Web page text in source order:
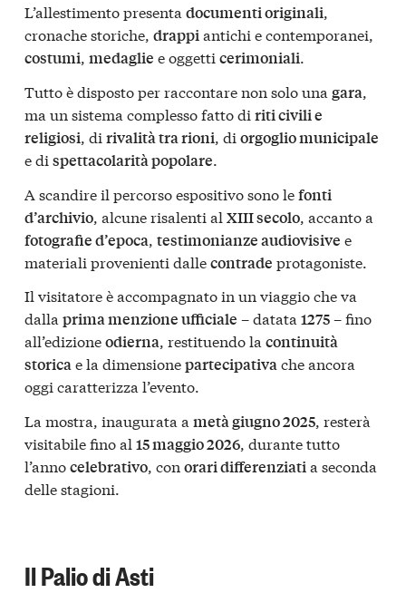
L’allestimento presenta documenti originali,
cronache storiche, drappiantichi e contemporanei,
costumi, medaglie e oggetti cerimoniali.
Tutto è disposto per raccontare non solo una gara,
ma un sistema complesso fatto di riti civili e
religiosi, di rivalità tra rioni, di orgoglio municipale
e di spettacolarità popolare.
A scandire il percorso espositivo sono lefonti
d’archivio , alcune risalenti al XIII secolo , accanto a
fotografie d’epoca testimonianze audiovisive e
materiali provenienti dallecontrade protagoniste.
Il visitatore è accompagnato in un viaggio che va
dalla prima menzione ufficiale – datata 1275– fino
all’edizioneodierna, restituendo la continuità
storicae la dimensionepartecipativache ancora
oggi caratterizza l’evento.
La mostra, inaugurata a metà giugno 2025, resterà
visitabile fino al 15 maggio 2026, durante tutto
l’annocelebrativo, con orari differenziatia seconda
delle stagioni.
Il Palio di Asti